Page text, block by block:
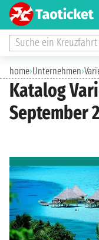
Suche ein Kreuzfahrt
home›Unternehmen›
Katalog
September